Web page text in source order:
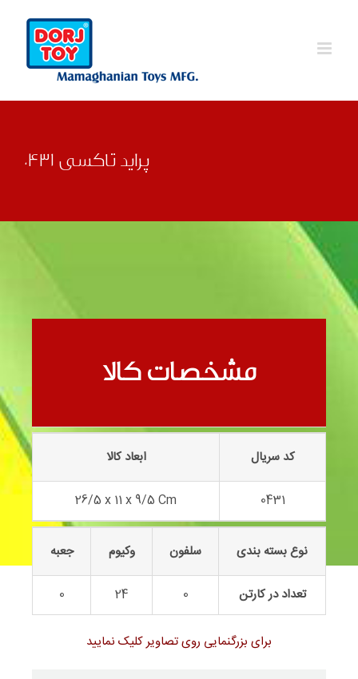
content
پراید تاکسی 0431
پراید تاکسی 0431مشخصات کالا
کد سریال ابعاد کالا
0431
26/5 x 11 x 9/5 Cm
نوع بسته بندی سلفون وکیوم جعبه
تعداد در کارتن 0
24
0
برای بزرگنمایی روی تصاویر کلیک نمایید